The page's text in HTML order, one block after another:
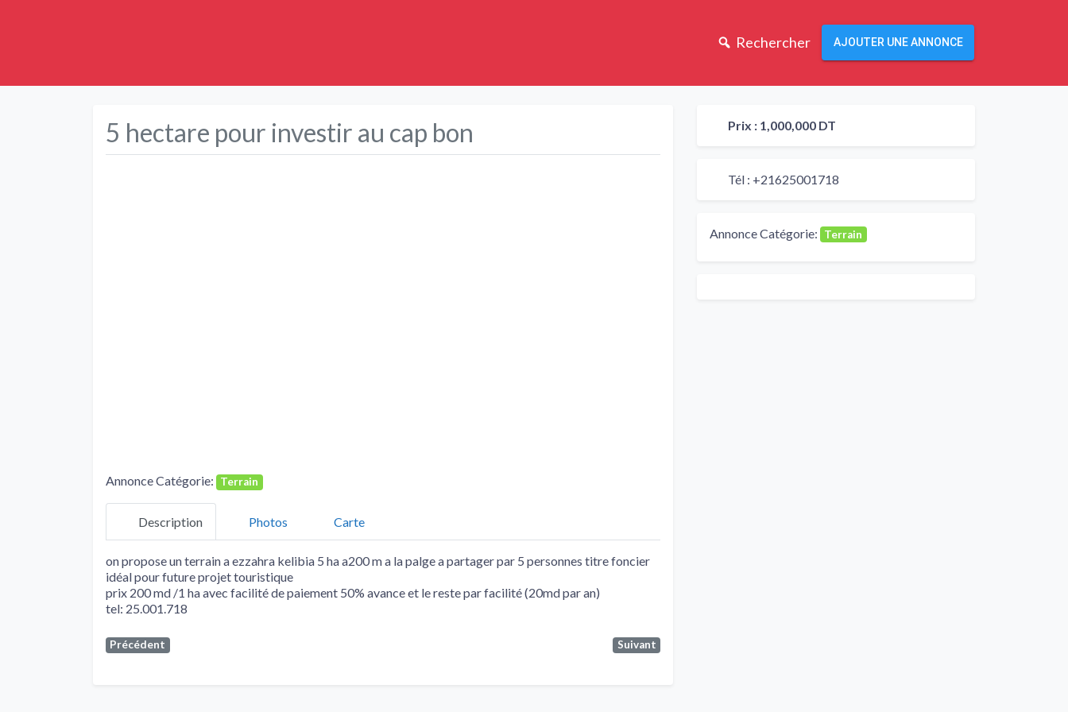
Rechercher AJOUTER UNE ANNONCE
5 hectare pour investir au cap bon
Annonce Catégorie: Terrain
Description Photos Carte
on propose un terrain a ezzahra kelibia 5 ha a200 m a la palge a partager par 5 personnes titre foncier
idéal pour future projet touristique
prix 200 md /1 ha avec facilité de paiement 50% avance et le reste par facilité (20md par an)
tel: 25.001.718
Précédent Suivant
Prix : 1,000,000 DT
Tél : +21625001718
Annonce Catégorie: Terrain